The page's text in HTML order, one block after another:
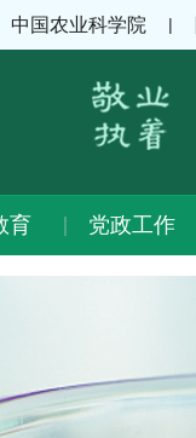
中国农业科学院 |
育 党政工作